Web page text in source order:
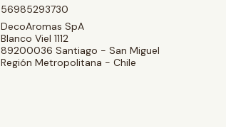
56985293730
DecoAromas SpA
Blanco Viel 1112
89200036 Santiago - San Miguel
Región Metropolitana - Chile